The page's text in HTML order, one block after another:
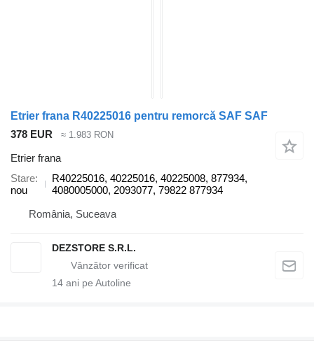
Etrier frana R40225016 pentru remorcă SAF SAF
378 EUR
≈ 1.983 RON
Etrier frana
Stare
nou
R40225016, 40225016, 40225008, 877934,
4080005000, 2093077, 79822 877934
România, Suceava
DEZSTORE S.R.L.
14 ani pe Autoline